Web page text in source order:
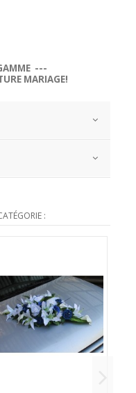
---
MARIAGE!
: